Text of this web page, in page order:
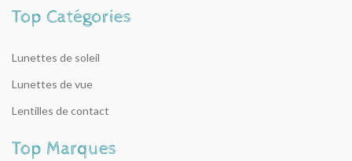
Lunettes de soleil
Lunettes de vue
Lentilles de contact